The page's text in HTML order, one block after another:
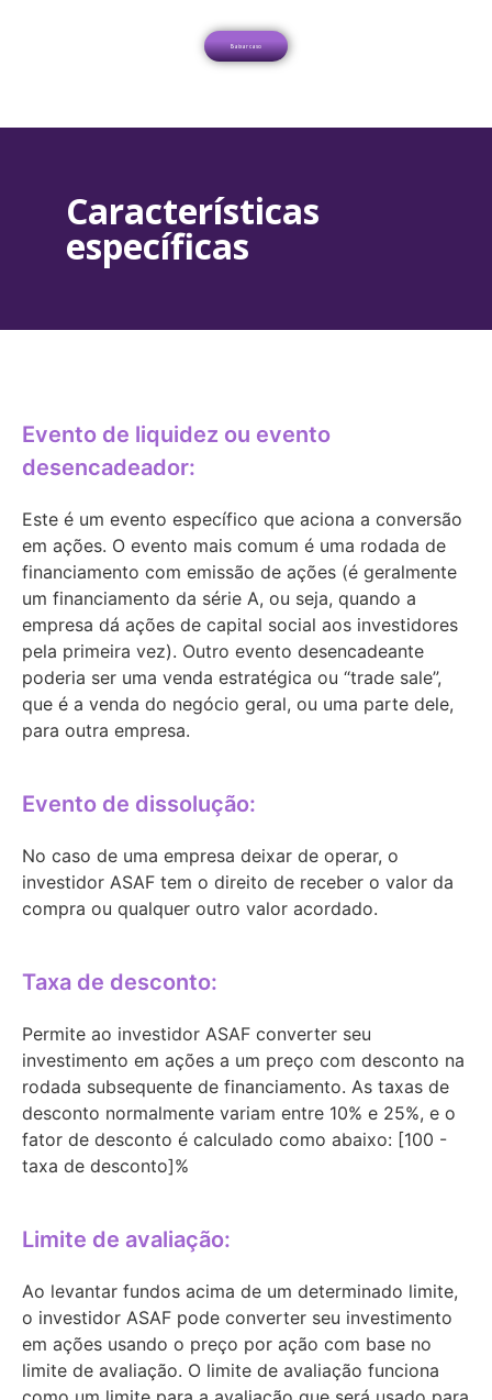
Baixar caso
Características
específicas
Evento de liquidez ou evento
desencadeador:
Este é um evento específico que aciona a conversão
em ações. O evento mais comum é uma rodada de
financiamento com emissão de ações (é geralmente
um financiamento da série A, ou seja, quando a
empresa dá ações de capital social aos investidores
pela primeira vez). Outro evento desencadeante
poderia ser uma venda estratégica ou “trade sale”,
que é a venda do negócio geral, ou uma parte dele,
para outra empresa.
Evento de dissolução:
No caso de uma empresa deixar de operar, o
investidor ASAF tem o direito de receber o valor da
compra ou qualquer outro valor acordado.
Taxa de desconto:
Permite ao investidor ASAF converter seu
investimento em ações a um preço com desconto na
rodada subsequente de financiamento. As taxas de
desconto normalmente variam entre 10% e 25%, e o
fator de desconto é calculado como abaixo: [100 -
taxa de desconto]%
Limite de avaliação:
Ao levantar fundos acima de um determinado limite,
o investidor ASAF pode converter seu investimento
em ações usando o preço por ação com base no
limite de avaliação. O limite de avaliação funciona